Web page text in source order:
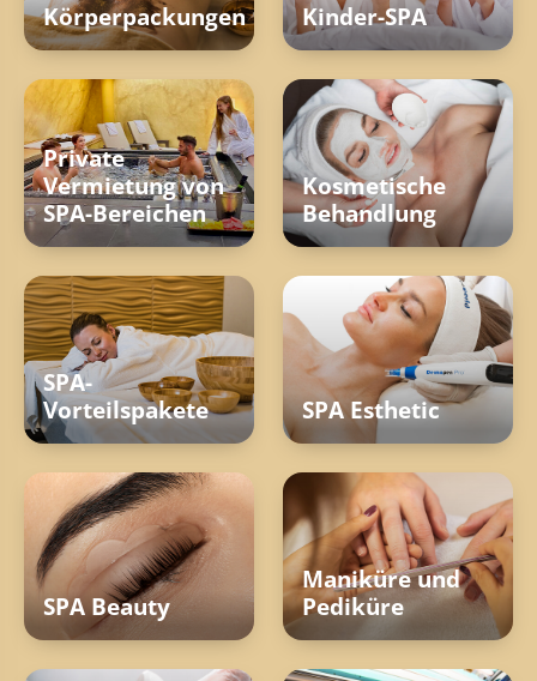
Körperpackungen Kinder-SPA
Private
Vermietung von
SPA-Bereichen
Kosmetische
Behandlung
SPA-
Vorteilspakete
SPA Esthetic
SPA Beauty
Maniküre und
Pediküre